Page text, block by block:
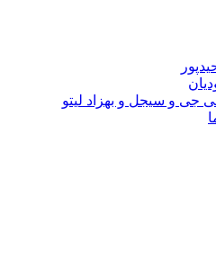
جی و سیجل و بهزاد لیتو